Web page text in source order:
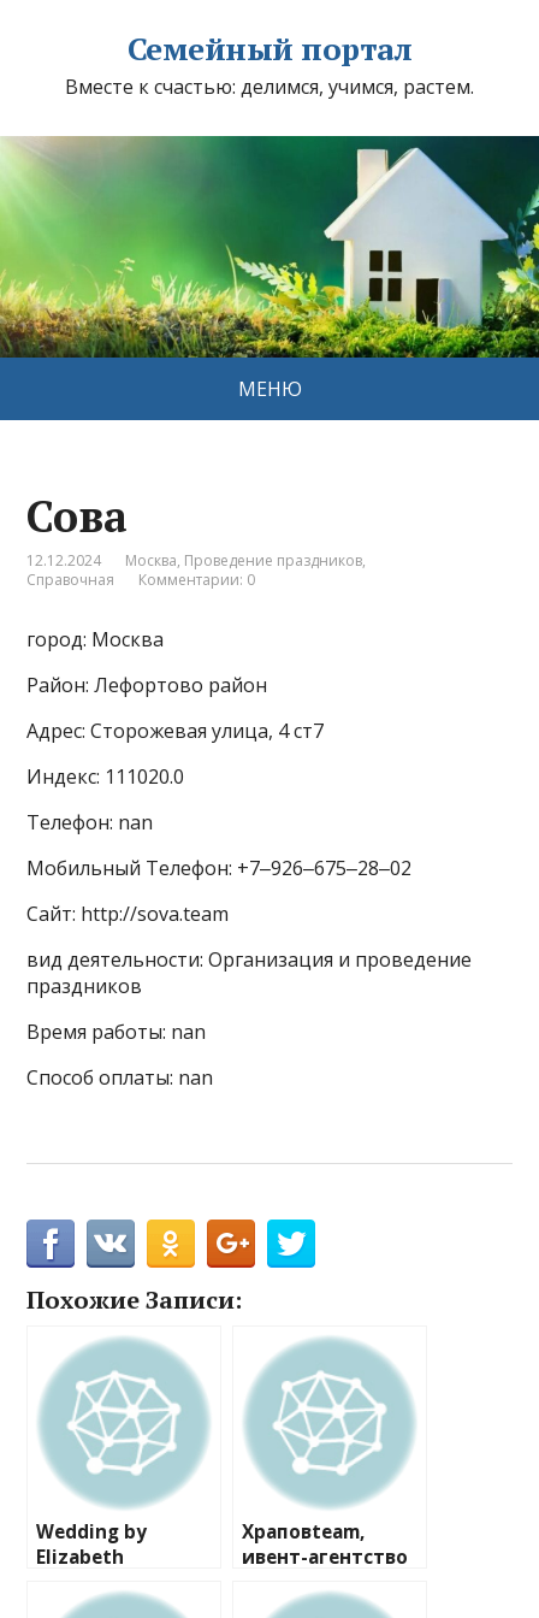
Семейный портал
Вместе к счастью: делимся, учимся, растем.
МЕНЮ
Сова
12.12.2024 Москва, Проведение праздников,
Справочная
Комментарии: 0
город: Москва
Район: Лефортово район
Адрес: Сторожевая улица, 4 ст7
Индекс: 111020.0
Телефон: nan
Мобильный Телефон: +7‒926‒675‒28‒02
Сайт: http://sova.team
вид деятельности: Организация и проведение
праздников
Время работы: nan
Способ оплаты: nan
Похожие Записи:
Wedding by
Elizabeth
Храповteam,
ивент-агентство